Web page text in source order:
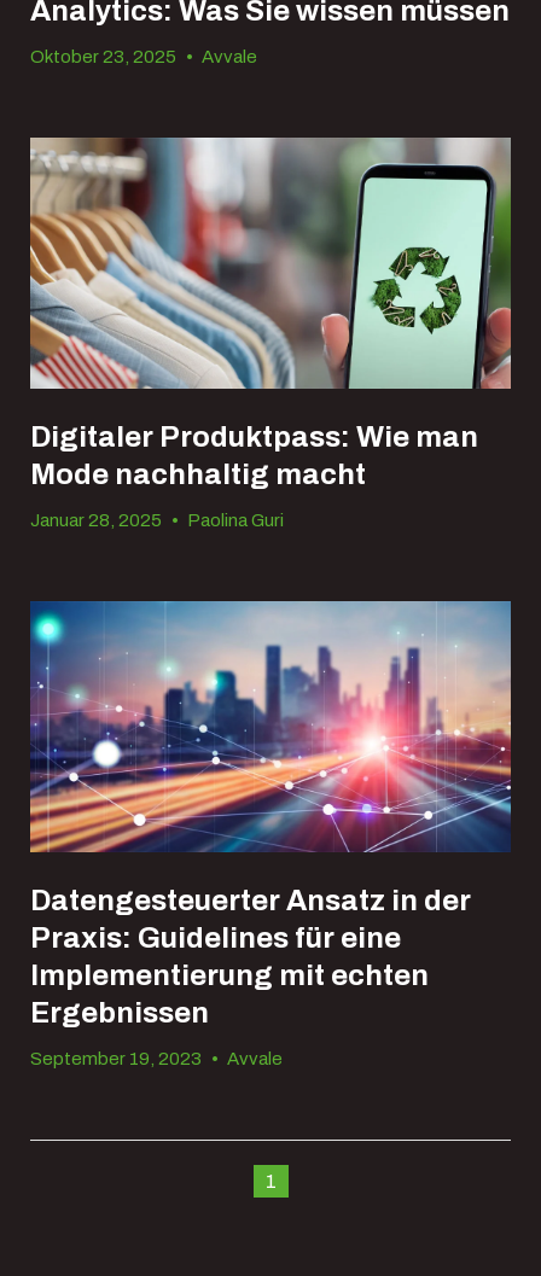
Analytics: Was Sie wissen müssen
Oktober 23, 2025 • Avvale
Digitaler Produktpass: Wie man
Mode nachhaltig macht
Januar 28, 2025 • Paolina Guri
Datengesteuerter Ansatz in der
Praxis: Guidelines für eine
Implementierung mit echten
Ergebnissen
September 19, 2023 • Avvale
1